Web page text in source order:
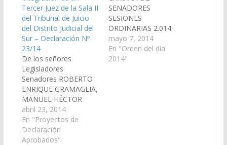
Tercer Juez de la Sala II
del Tribunal de Juicio
del Distrito Judicial del
Sur – Declaración Nº
23/14
De los señores
Legisladores
Senadores ROBERTO
ENRIQUE GRAMAGLIA,
MANUEL HÉCTOR
LUQUE, MARÍA
ANTONIA PASTRANA
y Diputado Ranulfo
Campos, viendo con
abril 23, 2014
En "Proyectos de
Declaración
Aprobados"
SENADORES
SESIONES
ORDINARIAS 2.014
ORDEN DEL DIA Nº 02
(Dictámenes de
Comisiones entrado en
mayo 7, 2014
En "Orden del día
2014"